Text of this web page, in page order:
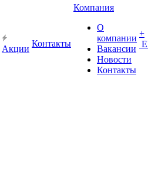
Акции
Контакты
Компания
О
компании
Вакансии
Новости
Контакты
+